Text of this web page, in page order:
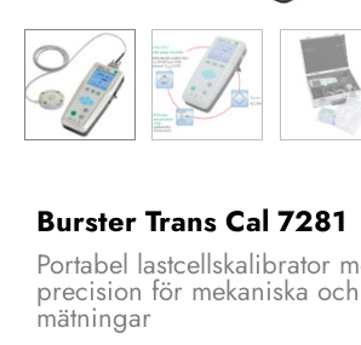
Burster Trans Cal 7281
Portabel lastcellskalibrator
precision för mekaniska
mätningar